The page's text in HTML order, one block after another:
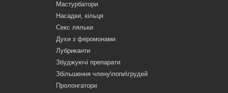
Мастурбатори
Насадки, кільця
Секс ляльки
Духи з феромонами
Лубриканти
Збуджуючі препарати
Збільшення члену\попи\грудей
Пролонгатори